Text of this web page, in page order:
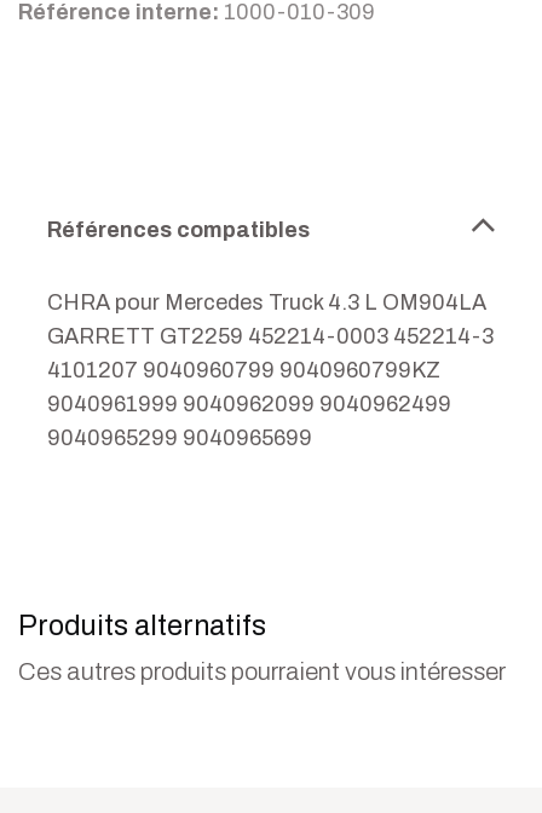
Référence interne: 1000-010-309
Références compatibles
CHRA pour Mercedes Truck 4.3 L OM904LA
GARRETT GT2259 452214-0003 452214-3
4101207 9040960799 9040960799KZ
9040961999 9040962099 9040962499
9040965299 9040965699
Produits alternatifs
Ces autres produits pourraient vous intéresser